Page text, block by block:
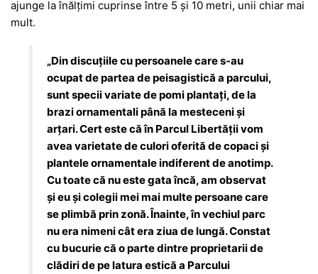
k
er
ajunge la înălţimi cuprinse între 5 şi 10 metri, unii chiar mai
mult.
„Din discuţiile cu persoanele care s-au
ocupat de partea de peisagistică a parcului,
sunt specii variate de pomi plantaţi, de la
brazi ornamentali până la mesteceni şi
arţari. Cert este că în Parcul Libertăţii vom
avea varietate de culori oferită de copaci şi
plantele ornamentale indiferent de anotimp.
Cu toate că nu este gata încă, am observat
şi eu şi colegii mei mai multe persoane care
se plimbă prin zonă. Înainte, în vechiul parc
nu era nimeni cât era ziua de lungă. Constat
cu bucurie că o parte dintre proprietarii de
clădiri de pe latura estică a Parcului